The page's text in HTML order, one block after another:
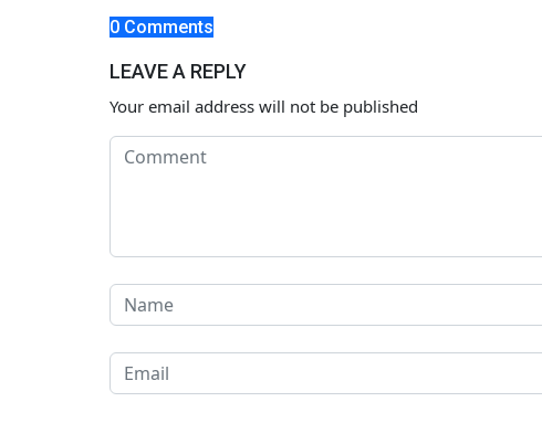
0 Comments
LEAVE A REPLY
Your email address will not be published